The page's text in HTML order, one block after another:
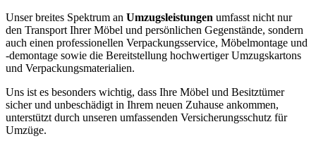
Unser breites Spektrum an Umzugsleistungen umfasst nicht nur
den Transport Ihrer Möbel und persönlichen Gegenstände, sondern
auch einen professionellen Verpackungsservice, Möbelmontage und
-demontage sowie die Bereitstellung hochwertiger Umzugskartons
und Verpackungsmaterialien.
Uns ist es besonders wichtig, dass Ihre Möbel und Besitztümer
sicher und unbeschädigt in Ihrem neuen Zuhause ankommen,
unterstützt durch unseren umfassenden Versicherungsschutz für
Umzüge.